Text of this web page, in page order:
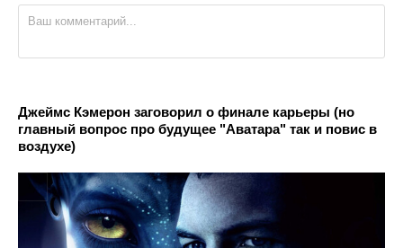
Джеймс Кэмерон заговорил о финале карьеры (но
главный вопрос про будущее "Аватара" так и повис в
воздухе)